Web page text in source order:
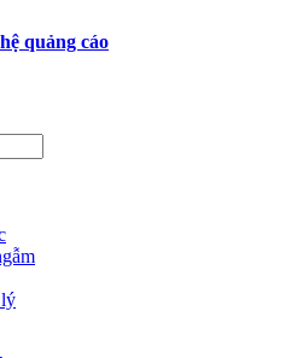
quảng cáo